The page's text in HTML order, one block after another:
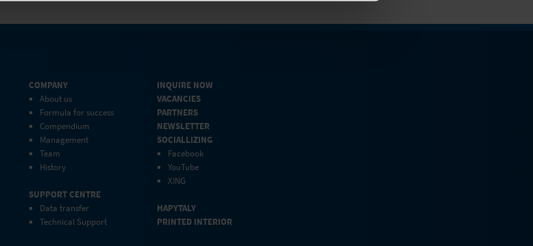
COMPANY
About us
Formula for success
Compendium
Management
Team
History
SUPPORT CENTRE
Data transfer
Technical Support
INQUIRE NOW
VACANCIES
PARTNERS
NEWSLETTER
SOCIALLIZING
Facebook
YouTube
XING
HAPYTALY
PRINTED INTERIOR